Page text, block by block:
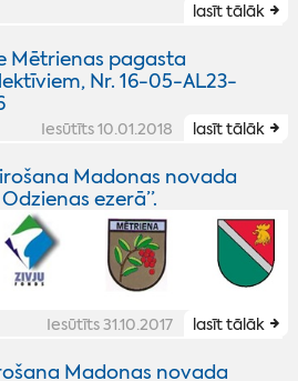
lasīt tālāk
Mētrienas pagasta
Nr. 16-05-AL23-
Iesūtīts 10.01.2018 lasīt tālāk
Madonas novada
ezerā”.
Iesūtīts 31.10.2017 lasīt tālāk
Madonas novada